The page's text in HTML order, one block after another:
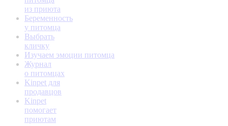
из приюта
Беременность
у питомца
Выбрать
кличку
Изучаем эмоции питомца
Журнал
о питомцах
Kinpet для
продавцов
Kinpet
помогает
приютам